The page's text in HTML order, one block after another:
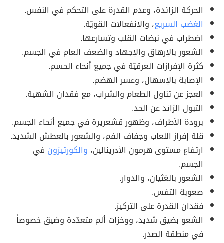
الحركة الزائدة، وعدم القدرة على التحكم في النفس.
الغضب السريع، والانفعالات القويّة.
اضطراب في نبضات القلب وتسارعها.
الشعور بالإرهاق والإجهاد والضعف العام في الجسم.
كثرة الإفرازات العرقيّة في جميع أنحاء الحسم.
الإصابة بالإسهال، وعسر الهضم.
العجز عن تناول الطعام والشراب، مع فقدان الشهية.
التبول الزائد عن الحد.
برودة الأطراف، وظهور قشعريرة في جميع أنحاء الجسم.
قلة إفراز اللعاب وجفاف الفم، والشعور بالعطش الشديد.
ارتفاع مستوى هرمون الأدرينالين، والكورتيزون في
الجسم.
الشعور بالغثيان، والدوار.
صعوبة التفس.
فقدان القدرة على التركيز.
الشعو بضيق شديد، ووخزات ألم متعدّدة وضيق خصوصاً
في منطقة الصدر.